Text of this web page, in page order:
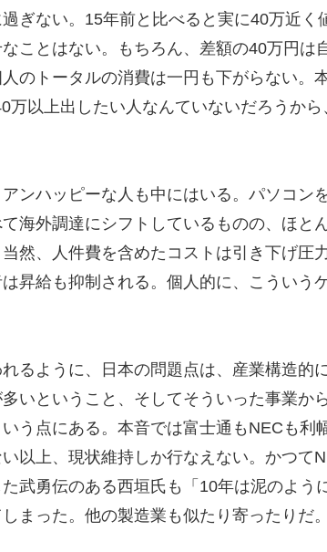
ぎない。15年前と比べると実に40万近
ことはない。もちろん、差額の40万円は
人のトータルの消費は一円も下がらない。
万以上出したい人なんていないだろうか
ンハッピーな人も中にはいる。パソコン
海外調達にシフトしているものの、ほと
当然、人件費を含めたコストは引き下げ圧
昇給も抑制される。個人的に、こういう
るように、日本の問題点は、産業構造的
いということ、そしてそういった事業か
いう点にある。本音では富士通もNECも利
以上、現状維持しか行なえない。かつて
武勇伝のある西垣氏も「10年は泥のよう
まった。他の製造業も似たり寄ったりだ。